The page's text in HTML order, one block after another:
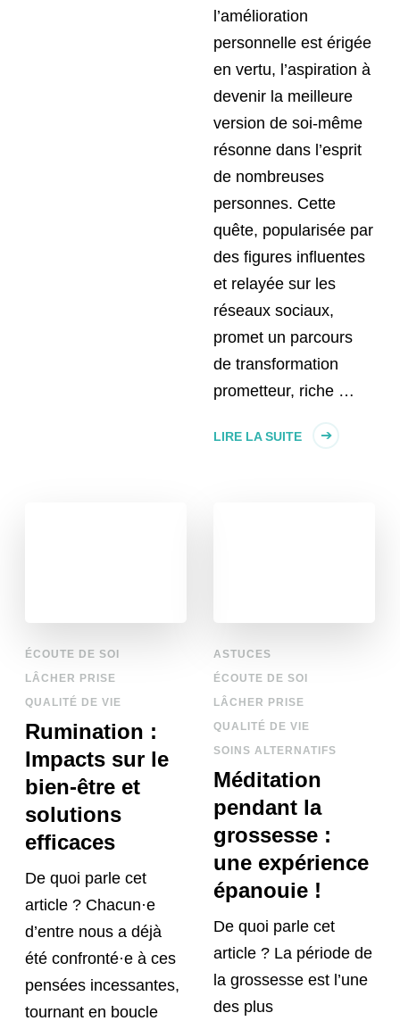
l’amélioration
personnelle est érigée
en vertu, l’aspiration à
devenir la meilleure
version de soi-même
résonne dans l’esprit
de nombreuses
personnes. Cette
quête, popularisée par
des figures influentes
et relayée sur les
réseaux sociaux,
promet un parcours
de transformation
prometteur, riche …
LIRE LA SUITE
ÉCOUTE DE SOI
LÂCHER PRISE
QUALITÉ DE VIE
Rumination :
Impacts sur le
bien-être et
solutions
efficaces
De quoi parle cet
article ? Chacun·e
d’entre nous a déjà
été confronté·e à ces
pensées incessantes,
tournant en boucle
ASTUCES
ÉCOUTE DE SOI
LÂCHER PRISE
QUALITÉ DE VIE
SOINS ALTERNATIFS
Méditation
pendant la
grossesse :
une expérience
épanouie !
De quoi parle cet
article ? La période de
la grossesse est l’une
des plus